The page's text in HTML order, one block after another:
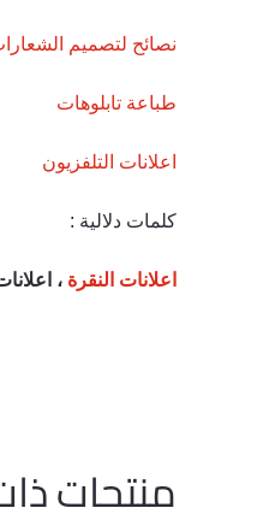
نصائح لتصميم
طباعة تابلوهات
اعلانات التلفزيون
كلمات دلالية :
اعلانات النقرة ،
منتجات